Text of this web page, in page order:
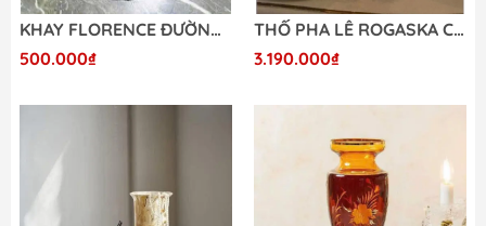
KHAY FLORENCE ĐƯỜNG KÍNH 31CM
500.000₫
THỐ PHA LÊ ROGASKA CROWN JEWEL 12CM-19CM (1 THỐ)
3.190.000₫